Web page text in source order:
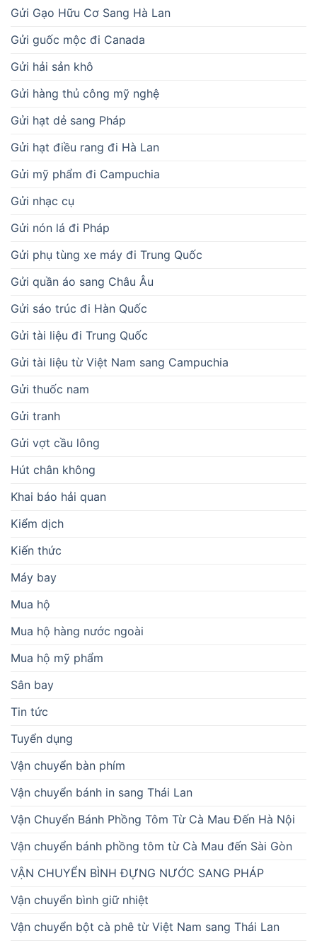
Gửi Gạo Hữu Cơ Sang Hà Lan
Gửi guốc mộc đi Canada
Gửi hải sản khô
Gửi hàng thủ công mỹ nghệ
Gửi hạt dẻ sang Pháp
Gửi hạt điều rang đi Hà Lan
Gửi mỹ phẩm đi Campuchia
Gửi nhạc cụ
Gửi nón lá đi Pháp
Gửi phụ tùng xe máy đi Trung Quốc
Gửi quần áo sang Châu Âu
Gửi sáo trúc đi Hàn Quốc
Gửi tài liệu đi Trung Quốc
Gửi tài liệu từ Việt Nam sang Campuchia
Gửi thuốc nam
Gửi tranh
Gửi vợt cầu lông
Hút chân không
Khai báo hải quan
Kiểm dịch
Kiến thức
Máy bay
Mua hộ
Mua hộ hàng nước ngoài
Mua hộ mỹ phẩm
Sân bay
Tin tức
Tuyển dụng
Vận chuyển bàn phím
Vận chuyển bánh in sang Thái Lan
Vận Chuyển Bánh Phồng Tôm Từ Cà Mau Đến Hà Nội
Vận chuyển bánh phồng tôm từ Cà Mau đến Sài Gòn
VẬN CHUYỂN BÌNH ĐỰNG NƯỚC SANG PHÁP
Vận chuyển bình giữ nhiệt
Vận chuyển bột cà phê từ Việt Nam sang Thái Lan